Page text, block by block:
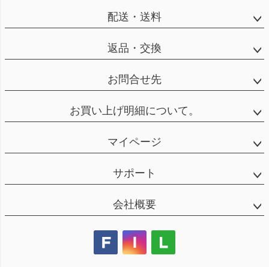
配送・送料
返品・交換
お問合せ先
お買い上げ明細について。
マイページ
サポート
会社概要